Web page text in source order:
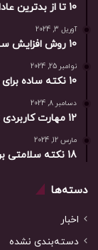
10 تا از بدترین عادات غذایی که سلامتی را به خطر می اندازد
آوریل 3, 2024
10 روش افزایش سلامت روانی و تعمیم مشاوره به دیگران
نوامبر 25, 2024
10 نکته ساده برای دور ماندن از بیماری ها
دسامبر 8, 2024
12 مهارت کاربردی زندگی که لذت بخش هم هستند
مارس 12, 2024
18 نکته سلامتی برای یک سبک زندگی سالم
دسته‌ها
اخبار
دسته‌بندی نشده